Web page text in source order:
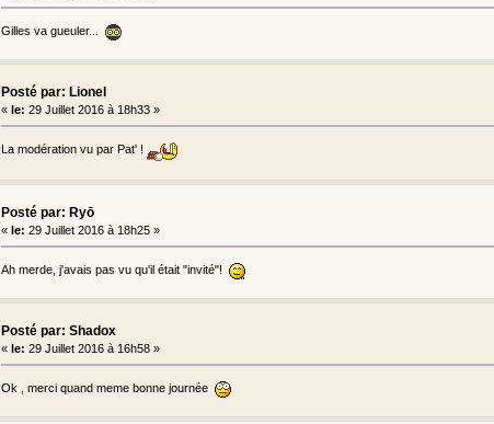
Gilles va gueuler...
Posté par: Lionel
« le: 29 Juillet 2016 à 18h33 »
La modération vu par Pat' !
Posté par: Ryō
« le: 29 Juillet 2016 à 18h25 »
Ah merde, j'avais pas vu qu'il était "invité"!
Posté par: Shadox
« le: 29 Juillet 2016 à 16h58 »
Ok , merci quand meme bonne journée